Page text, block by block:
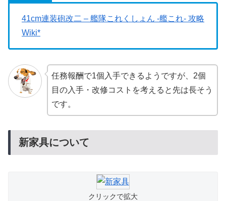
41cm連装砲改二 – 艦隊これくしょん -艦これ- 攻略
Wiki*
任務報酬で1個入手できるようですが、2個
目の入手・改修コストを考えると先は長そう
です。
新家具について
クリックで拡大